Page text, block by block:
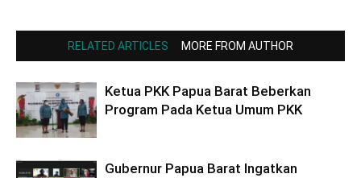
RELATED ARTICLES MORE FROM AUTHOR
Ketua PKK Papua Barat Beberkan
Program Pada Ketua Umum PKK
Gubernur Papua Barat Ingatkan